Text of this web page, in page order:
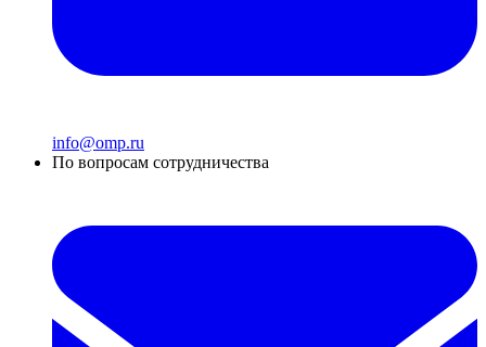
info@omp.ru
По вопросам сотрудничества